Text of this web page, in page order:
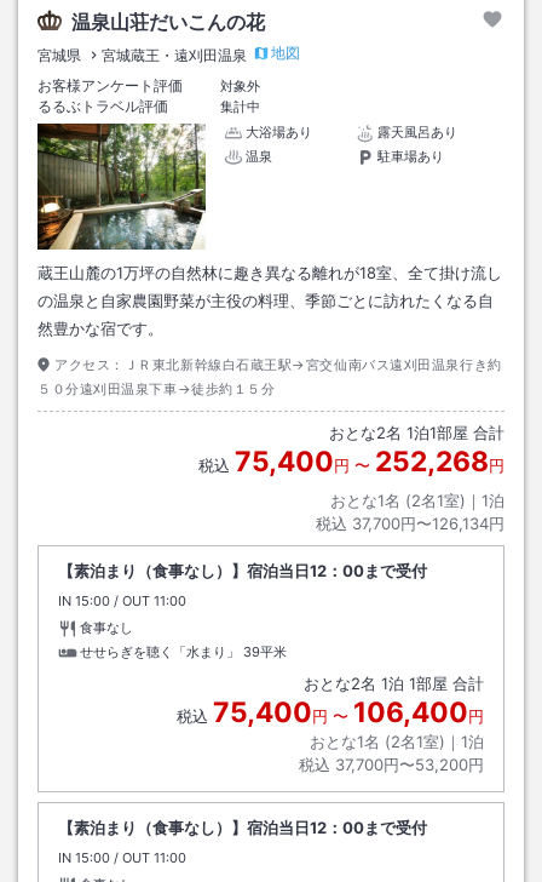
温泉山荘だいこんの花
宮城県 宮城蔵王・遠刈田温泉
地図
お客様アンケート評価
対象外
るるぶトラベル評価
集計中
大浴場あり
露天風呂あり
温泉
駐車場あり
蔵王山麓の1万坪の自然林に趣き異なる離れが18室、全て掛け流し
の温泉と自家農園野菜が主役の料理、季節ごとに訪れたくなる自
然豊かな宿です。
アクセス：
ＪＲ東北新幹線白石蔵王駅→宮交仙南バス遠刈田温泉行き約
５０分遠刈田温泉下車→徒歩約１５分
おとな2名 1泊1部屋 合計
税込 75,400円 〜 252,268円
おとな1名 (2名1室)｜ 1泊
税込 37,700円〜126,134円
【素泊まり（食事なし）】宿泊当日12：00まで受付
IN チェックイン
15:00 / OUT チェックアウト
11:00
食事なし
せせらぎを聴く「水まり」
39平米
おとな2名 1泊 1部屋 合計
税込 75,400円 〜 106,400円
おとな1名 (2名1室)｜ 1泊
税込 37,700円〜53,200円
【素泊まり（食事なし）】宿泊当日12：00まで受付
IN チェックイン
15:00 / OUT チェックアウト
11:00